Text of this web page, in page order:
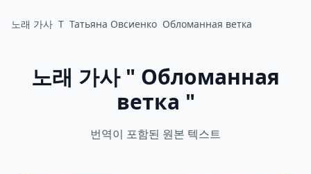
노래 가사 Т Татьяна Овсиенко Обломанная ветка
노래 가사 " Обломанная
ветка "
번역이 포함된 원본 텍스트